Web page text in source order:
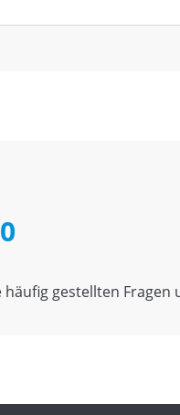
gestellten Fragen